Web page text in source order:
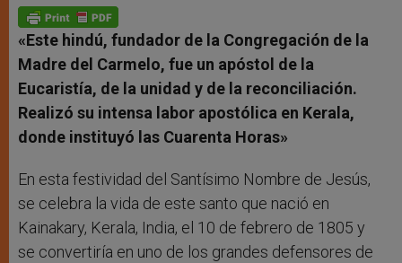
p
p
g
e
r
o
k
«Este hindú, fundador de la Congregación de la
Madre del Carmelo, fue un apóstol de la
Eucaristía, de la unidad y de la reconciliación.
Realizó su intensa labor apostólica en Kerala,
donde instituyó las Cuarenta Horas»
En esta festividad del Santísimo Nombre de Jesús,
se celebra la vida de este santo que nació en
Kainakary, Kerala, India, el 10 de febrero de 1805 y
se convertiría en uno de los grandes defensores de